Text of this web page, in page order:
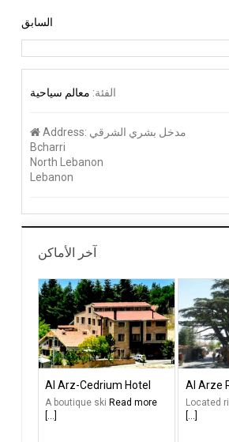
السابق
الفئة: معالم سياحية
Address: مدخل بشري الشرقي
Bcharri
North Lebanon
Lebanon
آخر الأماكن
Al Arz-Cedrium Hotel
A boutique ski Read more
[...]
Al Arze
Located
[...]